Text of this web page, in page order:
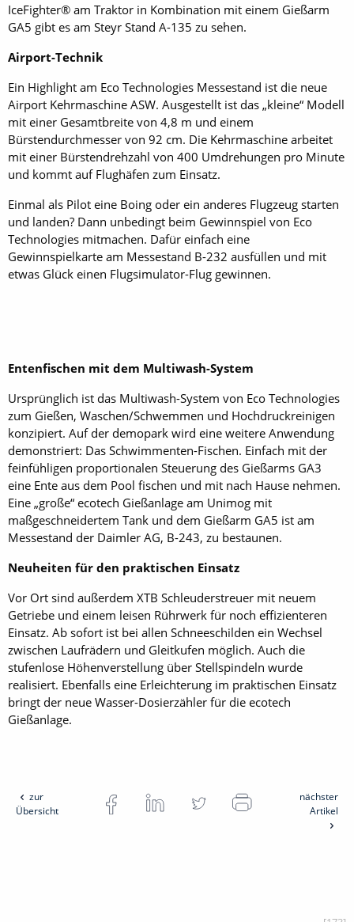
IceFighter® am Traktor in Kombination mit einem Gießarm
GA5 gibt es am Steyr Stand A-135 zu sehen.
Airport-Technik
Ein Highlight am Eco Technologies Messestand ist die neue
Airport Kehrmaschine ASW. Ausgestellt ist das „kleine“ Modell
mit einer Gesamtbreite von 4,8 m und einem
Bürstendurchmesser von 92 cm. Die Kehrmaschine arbeitet
mit einer Bürstendrehzahl von 400 Umdrehungen pro Minute
und kommt auf Flughäfen zum Einsatz.
Einmal als Pilot eine Boing oder ein anderes Flugzeug starten
und landen? Dann unbedingt beim Gewinnspiel von Eco
Technologies mitmachen. Dafür einfach eine
Gewinnspielkarte am Messestand B-232 ausfüllen und mit
etwas Glück einen Flugsimulator-Flug gewinnen.
Entenfischen mit dem Multiwash-System
Ursprünglich ist das Multiwash-System von Eco Technologies
zum Gießen, Waschen/Schwemmen und Hochdruckreinigen
konzipiert. Auf der demopark wird eine weitere Anwendung
demonstriert: Das Schwimmenten-Fischen. Einfach mit der
feinfühligen proportionalen Steuerung des Gießarms GA3
eine Ente aus dem Pool fischen und mit nach Hause nehmen.
Eine „große“ ecotech Gießanlage am Unimog mit
maßgeschneidertem Tank und dem Gießarm GA5 ist am
Messestand der Daimler AG, B-243, zu bestaunen.
Neuheiten für den praktischen Einsatz
Vor Ort sind außerdem XTB Schleuderstreuer mit neuem
Getriebe und einem leisen Rührwerk für noch effizienteren
Einsatz. Ab sofort ist bei allen Schneeschilden ein Wechsel
zwischen Laufrädern und Gleitkufen möglich. Auch die
stufenlose Höhenverstellung über Stellspindeln wurde
realisiert. Ebenfalls eine Erleichterung im praktischen Einsatz
bringt der neue Wasser-Dosierzähler für die ecotech
Gießanlage.
zur
Übersicht
nächster
Artikel